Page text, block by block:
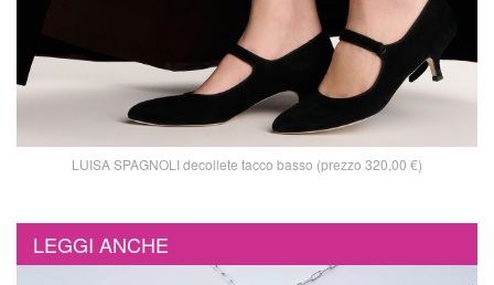
LUISA SPAGNOLI decollete tacco basso (prezzo 320,00 €)
LEGGI ANCHE